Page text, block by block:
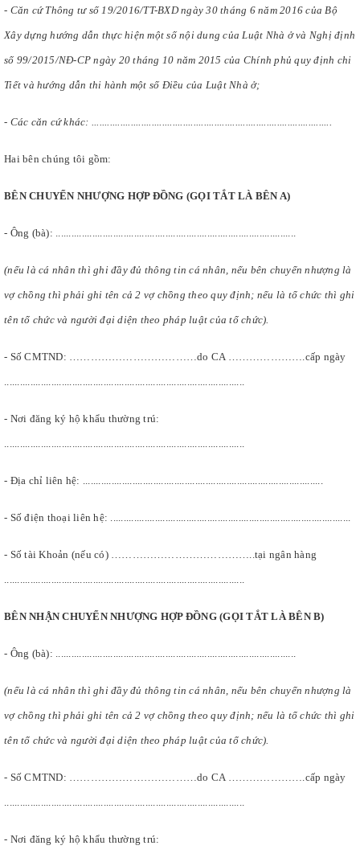
- Căn cứ Thông tư số 19/2016/TT-BXD ngày 30 tháng 6 năm 2016 của Bộ
Xây dựng hướng dẫn thực hiện một số nội dung của Luật Nhà ở và Nghị định
số 99/2015/NĐ-CP ngày 20 tháng 10 năm 2015 của Chính phủ quy định chi
Tiết và hướng dẫn thi hành một số Điều của Luật Nhà ở;
- Các căn cứ khác: ............................................................................................
Hai bên chúng tôi gồm:
BÊN CHUYỂN NHƯỢNG HỢP ĐỒNG (GỌI TẮT LÀ BÊN A)
- Ông (bà): ............................................................................................
(nếu là cá nhân thì ghi đầy đủ thông tin cá nhân, nếu bên chuyển nhượng là
vợ chồng thì phải ghi tên cả 2 vợ chồng theo quy định; nếu là tổ chức thì ghi
tên tổ chức và người đại diện theo pháp luật của tổ chức).
- Số CMTND: ………………………………do CA ………………….cấp ngày
- Nơi đăng ký hộ khẩu thường trú:
- Địa chỉ liên hệ: ............................................................................................
- Số điện thoại liên hệ: ............................................................................................
- Số tài Khoản (nếu có) …………………………………..tại ngân hàng
BÊN NHẬN CHUYỂN NHƯỢNG HỢP ĐỒNG (GỌI TẮT LÀ BÊN B)
- Ông (bà): ............................................................................................
(nếu là cá nhân thì ghi đầy đủ thông tin cá nhân, nếu bên chuyển nhượng là
vợ chồng thì phải ghi tên cả 2 vợ chồng theo quy định; nếu là tổ chức thì ghi
tên tổ chức và người đại diện theo pháp luật của tổ chức).
- Số CMTND: ………………………………do CA ………………….cấp ngày
- Nơi đăng ký hộ khẩu thường trú: